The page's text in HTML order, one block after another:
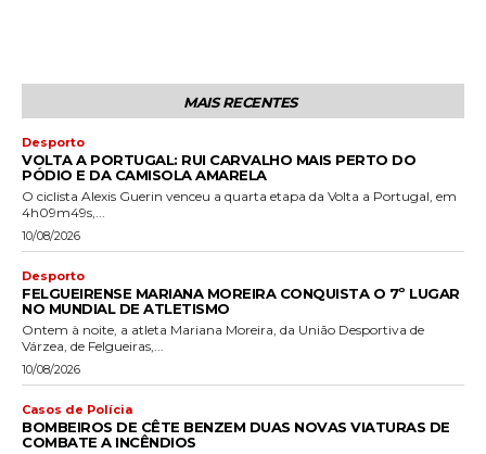
MAIS RECENTES
Desporto
VOLTA A PORTUGAL: RUI CARVALHO MAIS PERTO DO
PÓDIO E DA CAMISOLA AMARELA
O ciclista Alexis Guerin venceu a quarta etapa da Volta a Portugal, em
4h09m49s,...
10/08/2026
Desporto
FELGUEIRENSE MARIANA MOREIRA CONQUISTA O 7º LUGAR
NO MUNDIAL DE ATLETISMO
Ontem à noite, a atleta Mariana Moreira, da União Desportiva de
Várzea, de Felgueiras,...
10/08/2026
Casos de Polícia
BOMBEIROS DE CÊTE BENZEM DUAS NOVAS VIATURAS DE
COMBATE A INCÊNDIOS